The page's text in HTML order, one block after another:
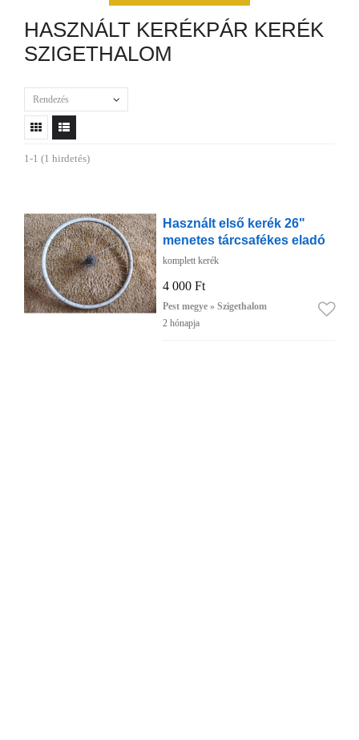
HASZNÁLT KERÉKPÁR KERÉK
SZIGETHALOM
Rendezés
1-1 (1 hirdetés)
Használt első kerék 26"
menetes tárcsafékes eladó
komplett kerék
4 000 Ft
Pest megye » Szigethalom
2 hónapja